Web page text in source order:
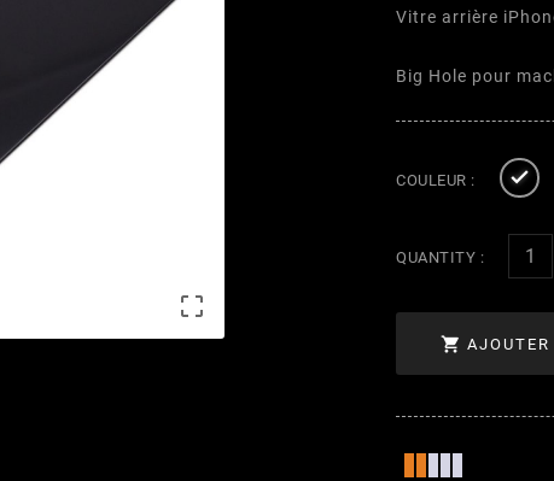

Vitre arrière
Big Hole pour
COULEUR : 
QUANTITY :
